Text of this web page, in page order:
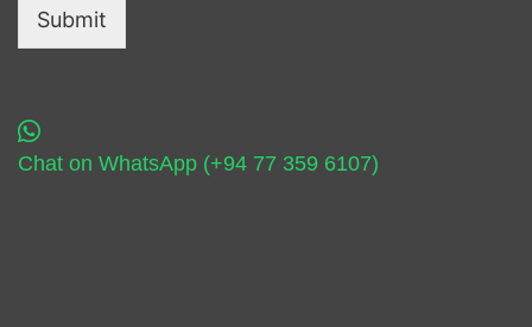
Submit
Chat on WhatsApp (+94 77 359 6107)